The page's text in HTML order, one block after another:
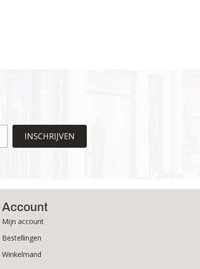
INSCHRIJVEN
Account
Mijn account
Bestellingen
Winkelmand